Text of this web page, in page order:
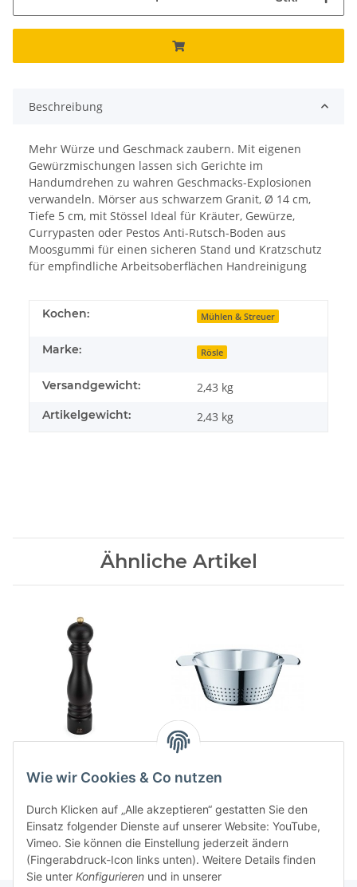
Beschreibung
Mehr Würze und Geschmack zaubern. Mit eigenen
Gewürzmischungen lassen sich Gerichte im
Handumdrehen zu wahren Geschmacks-Explosionen
verwandeln. Mörser aus schwarzem Granit, Ø 14 cm,
Tiefe 5 cm, mit Stössel Ideal für Kräuter, Gewürze,
Currypasten oder Pestos Anti-Rutsch-Boden aus
Moosgummi für einen sicheren Stand und Kratzschutz
für empfindliche Arbeitsoberflächen Handreinigung
Kochen: Mühlen & Streuer
Marke: Rösle
Versandgewicht: 2,43 kg
Artikelgewicht: 2,43 kg
Ähnliche Artikel
Pfeffermuehle Paris
Schokolade
82,00 CHF*
Wie wir Cookies & Co nutzen
Durch Klicken auf „Alle akzeptieren“ gestatten Sie den
Einsatz folgender Dienste auf unserer Website: YouTube,
Vimeo. Sie können die Einstellung jederzeit ändern
(Fingerabdruck-Icon links unten). Weitere Details finden
Sie unter Konfigurieren und in unserer